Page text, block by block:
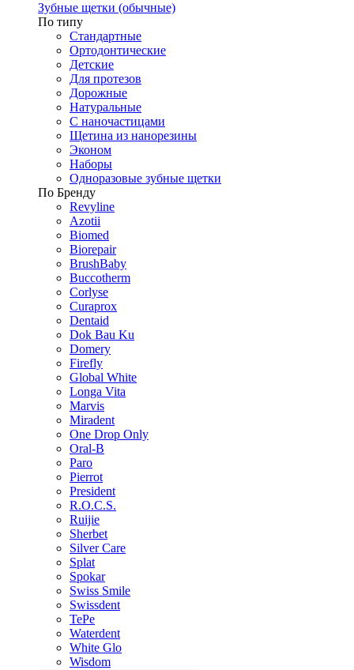
Зубные щетки (обычные)
По типу
Стандартные
Ортодонтические
Детские
Для протезов
Дорожные
Натуральные
С наночастицами
Щетина из нанорезины
Эконом
Наборы
Одноразовые зубные щетки
По Бренду
Revyline
Azotii
Biomed
Biorepair
BrushBaby
Buccotherm
Corlyse
Curaprox
Dentaid
Dok Bau Ku
Domery
Firefly
Global White
Longa Vita
Marvis
Miradent
One Drop Only
Oral-B
Paro
Pierrot
President
R.O.C.S.
Ruijie
Sherbet
Silver Care
Splat
Spokar
Swiss Smile
Swissdent
TePe
Waterdent
White Glo
Wisdom